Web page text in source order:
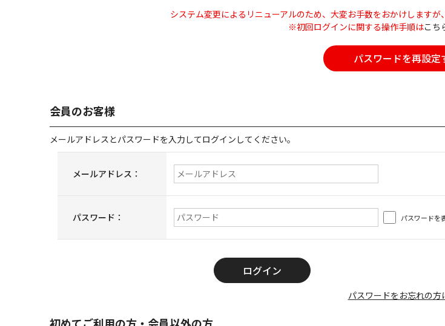
システム変更によるリニューアルのため、大変お手数をおかけしますが
※初回ログインに関する操作手順はこち
パスワードを再設定
会員のお客様
メールアドレスとパスワードを入力してログインしてください。
メールアドレス：
パスワード： パスワードを
パスワードをお忘れの方